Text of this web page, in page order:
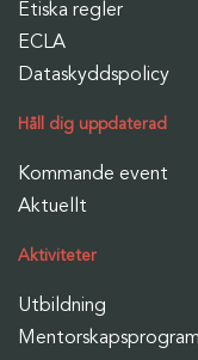
Etiska regler
ECLA
Dataskyddspolicy
Håll dig uppdaterad
Kommande event
Aktuellt
Aktiviteter
Utbildning